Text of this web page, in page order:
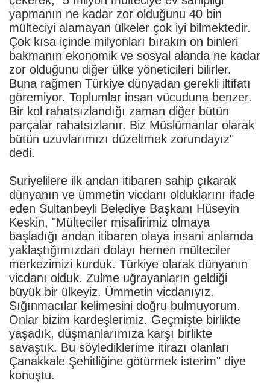
yapmanın ne kadar zor olduğunu 40 bin
mülteciyi alamayan ülkeler çok iyi bilmektedir.
Çok kısa içinde milyonları bırakın on binleri
bakmanın ekonomik ve sosyal alanda ne kadar
zor olduğunu diğer ülke yöneticileri bilirler.
Buna rağmen Türkiye dünyadan gerekli iltifatı
göremiyor. Toplumlar insan vücuduna benzer.
Bir kol rahatsızlandığı zaman diğer bütün
parçalar rahatsızlanır. Biz Müslümanlar olarak
bütün uzuvlarımızı düzeltmek zorundayız"
dedi.
Suriyelilere ilk andan itibaren sahip çıkarak
dünyanın ve ümmetin vicdanı olduklarını ifade
eden Sultanbeyli Belediye Başkanı Hüseyin
Keskin, "Mülteciler misafirimiz olmaya
başladığı andan itibaren olaya insani anlamda
yaklaştığımızdan dolayı hemen mülteciler
merkezimizi kurduk. Türkiye olarak dünyanın
vicdanı olduk. Zulme uğrayanların geldiği
büyük bir ülkeyiz. Ümmetin vicdanıyız.
Sığınmacılar kelimesini doğru bulmuyorum.
Onlar bizim kardeşlerimiz. Geçmişte birlikte
yaşadık, düşmanlarımıza karşı birlikte
savaştık. Bu söylediklerime itirazı olanları
Çanakkale Şehitliğine götürmek isterim" diye
konuştu.